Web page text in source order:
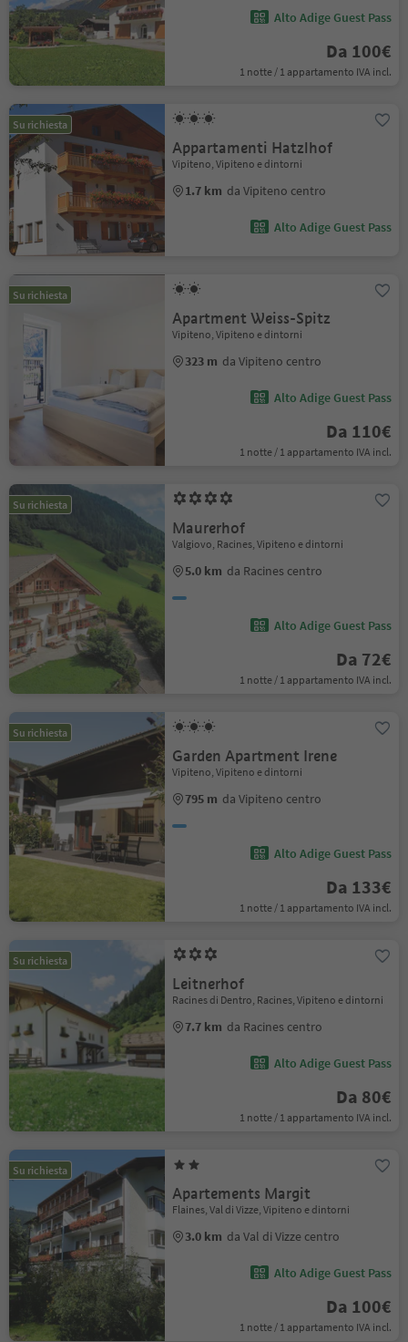
Alto Adige Guest Pass
Da 100€
1 notte / 1 appartamento IVA incl.
Su richiesta
Appartamenti Hatzlhof
Vipiteno, Vipiteno e dintorni
1.7 km da Vipiteno centro
Alto Adige Guest Pass
Su richiesta
Apartment Weiss-Spitz
Vipiteno, Vipiteno e dintorni
323 m da Vipiteno centro
Alto Adige Guest Pass
Da 110€
1 notte / 1 appartamento IVA incl.
Su richiesta
Maurerhof
Valgiovo, Racines, Vipiteno e dintorni
5.0 km da Racines centro
Alto Adige Guest Pass
Da 72€
1 notte / 1 appartamento IVA incl.
Su richiesta
Garden Apartment Irene
Vipiteno, Vipiteno e dintorni
795 m da Vipiteno centro
Alto Adige Guest Pass
Da 133€
1 notte / 1 appartamento IVA incl.
Su richiesta
Leitnerhof
Racines di Dentro, Racines, Vipiteno e dintorni
7.7 km da Racines centro
Alto Adige Guest Pass
Da 80€
1 notte / 1 appartamento IVA incl.
Su richiesta
Apartements Margit
Flaines, Val di Vizze, Vipiteno e dintorni
3.0 km da Val di Vizze centro
Alto Adige Guest Pass
Da 100€
1 notte / 1 appartamento IVA incl.